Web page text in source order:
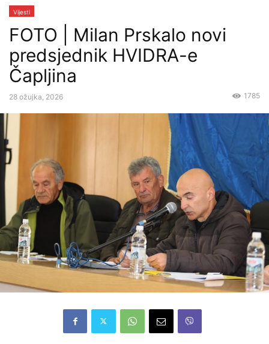
Vijesti
FOTO | Milan Prskalo novi
predsjednik HVIDRA-e
Čapljina
28 ožujka, 2026 1785